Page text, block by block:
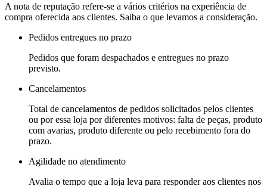
A nota de reputação refere-se a vários critérios na experiência de
compra oferecida aos clientes. Saiba o que levamos a consideração.
Pedidos entregues no prazo
Pedidos que foram despachados e entregues no prazo
previsto.
Cancelamentos
Total de cancelamentos de pedidos solicitados pelos clientes
ou por essa loja por diferentes motivos: falta de peças, produto
com avarias, produto diferente ou pelo recebimento fora do
prazo.
Agilidade no atendimento
Avalia o tempo que a loja leva para responder aos clientes nos